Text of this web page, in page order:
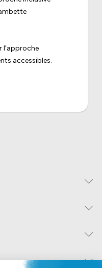
approche
accessibles.